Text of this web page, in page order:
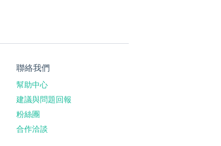
聯絡我們
幫助中心
建議與問題回報
粉絲團
合作洽談